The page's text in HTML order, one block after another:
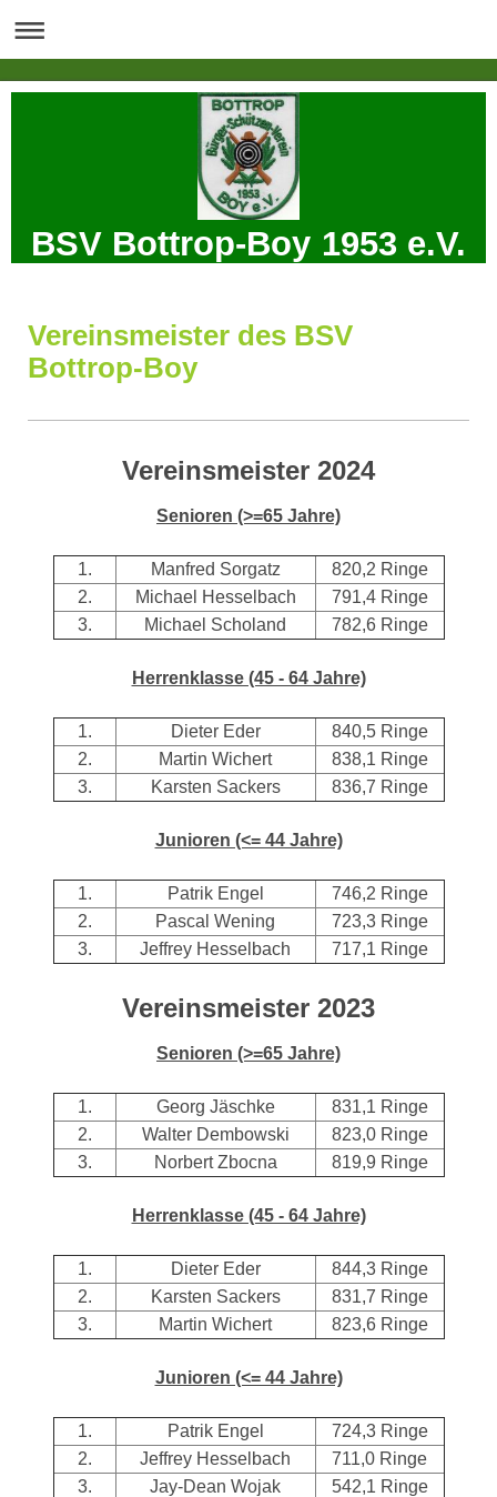
BSV Bottrop-Boy 1953 e.V.
Vereinsmeister des BSV
Bottrop-Boy
Vereinsmeister 2024
Senioren (>=65 Jahre)
1. Manfred Sorgatz
820,2 Ringe
2.
Michael Hesselbach
791,4 Ringe
3.
Michael Scholand 782,6 Ringe
Herrenklasse (45 - 64 Jahre)
1. Dieter Eder
840,5 Ringe
2.
Martin Wichert
838,1 Ringe
3.
Karsten Sackers 836,7 Ringe
Junioren (<= 44 Jahre)
1. Patrik Engel
746,2 Ringe
2.
Pascal Wening
723,3 Ringe
3.
Jeffrey Hesselbach 717,1 Ringe
Vereinsmeister 2023
Senioren (>=65 Jahre)
1. Georg Jäschke
831,1 Ringe
2.
Walter Dembowski
823,0 Ringe
3.
Norbert Zbocna 819,9 Ringe
Herrenklasse (45 - 64 Jahre)
1. Dieter Eder
844,3 Ringe
2.
Karsten Sackers
831,7 Ringe
3.
Martin Wichert 823,6 Ringe
Junioren (<= 44 Jahre)
1. Patrik Engel
724,3 Ringe
2.
Jeffrey Hesselbach
711,0 Ringe
3.
Jay-Dean Wojak 542,1 Ringe